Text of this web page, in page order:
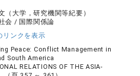
（大学，研究機関等紀要）
会 / 国際関係論
リンクを表示
Peace: Conflict Management in
South America
RELATIONS OF THE ASIA-